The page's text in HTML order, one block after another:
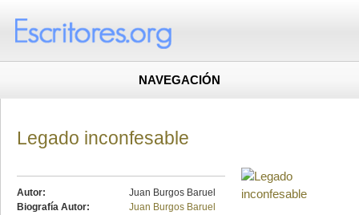
NAVEGACIÓN
Legado inconfesable
Autor:
Juan Burgos Baruel
Biografía Autor:
Juan Burgos Baruel